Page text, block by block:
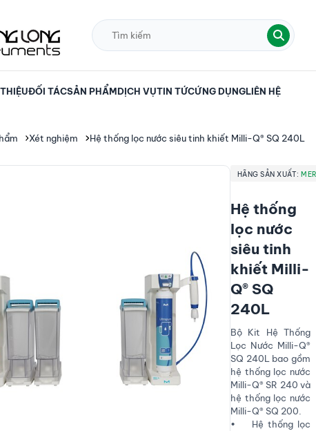
ĐỐI TÁCSẢN PHẨMDỊCH VỤTIN TỨCỨNG DỤNGLIÊN HỆ
Xét nghiệm Hệ thống lọc nước siêu tinh khiết Milli-Q® SQ 240L
HÃNG SẢN XUẤT:
Hệ thống
lọc nước
siêu tinh
khiết Milli-
Q® SQ
240L
Bộ Kit Hệ Thống
Lọc Nước Milli-Q®
SQ 240L bao gồm
hệ thống lọc nước
Milli-Q® SR 240 và
hệ thống lọc nước
Milli-Q® SQ 200.
• Hệ thống lọc